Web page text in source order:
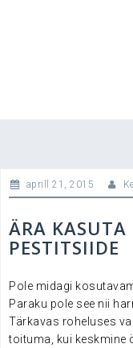
aprill 21, 2015
ÄRA KASUTA
PESTITSIIDE
Pole midagi
Paraku pole see nii
Tärkavas roheluses
toituma, kui keskmine